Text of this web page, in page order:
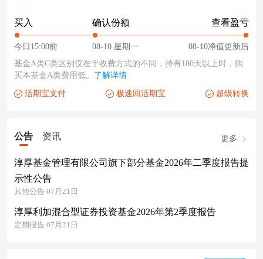
买入
今日15:00前
确认份额
08-10 星期一
查看盈亏
08-10净值更新后
基金A类C类区别仅在于收费方式的不同，持有180天以上时，购
买本基金A类费用低。 了解详情
活期宝支付 极速回活期宝 超级转换
公告 资讯 更多
淳厚基金管理有限公司旗下部分基金2026年二季度报告提
示性公告
其他公告 07月21日
淳厚利加混合型证券投资基金2026年第2季度报告
定期报告 07月21日